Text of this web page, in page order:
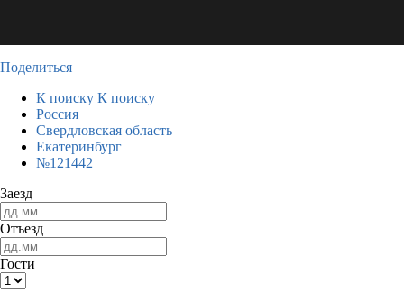
Поделиться
К поиску К поиску
Россия
Свердловская область
Екатеринбург
№121442
Заезд
Отъезд
Гости